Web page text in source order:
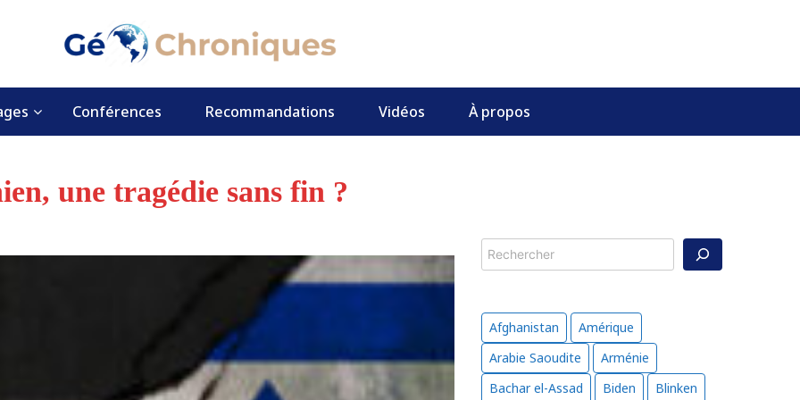
Conférences Recommandations Vidéos À propos
une tragédie sans fin ?
Rechercher
Afghanistan
Amérique
Arabie Saoudite
Arménie
Bachar el-Assad
Biden
Blinken